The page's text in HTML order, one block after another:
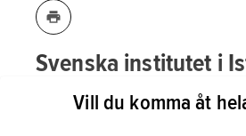
Svenska institutet i
SvenskaVill du komma åt